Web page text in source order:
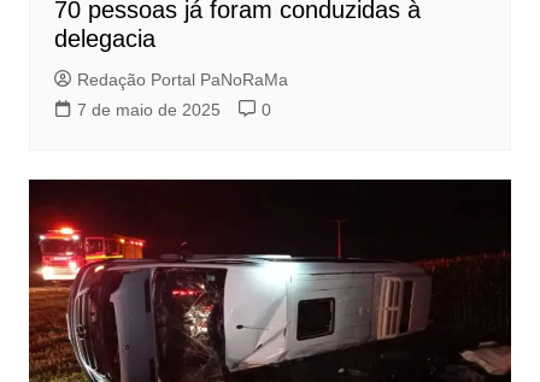
70 pessoas já foram conduzidas à
delegacia
Redação Portal PaNoRaMa
7 de maio de 2025
0